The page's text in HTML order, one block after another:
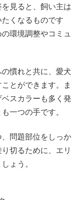
見ると、飼い主は
くなるものです
環境調整やコミュ
慣れと共に、愛犬
とができます。ま
スカラーも多く発
一つの手です。
問題部位をしっか
切るために、エリ
ょう。